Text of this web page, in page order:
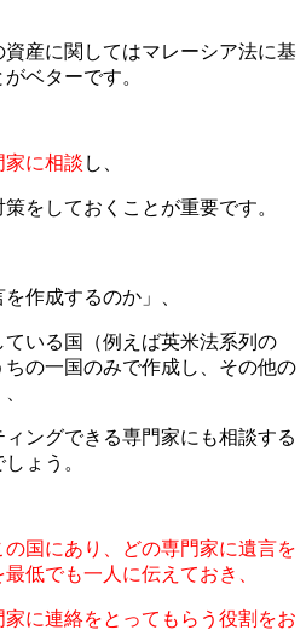
産に関してはマレーシア法に基
ベターです。
家に相談 し、
をしておくことが重要です。
作成するのか」、
いる国（例えば英米法系列の
の一国のみで作成し、その他の
ングできる専門家にも相談する
ょう。
国にあり、どの専門家に遺言を
低でも一人に伝えておき、
家に連絡をとってもらう役割をお